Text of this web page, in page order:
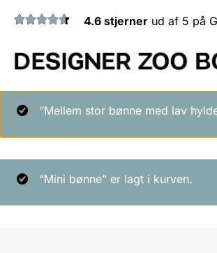
4.6 stjerner ud af 5 på
“Mellem stor bønne med lav
“Mini bønne” er lagt i kurven.